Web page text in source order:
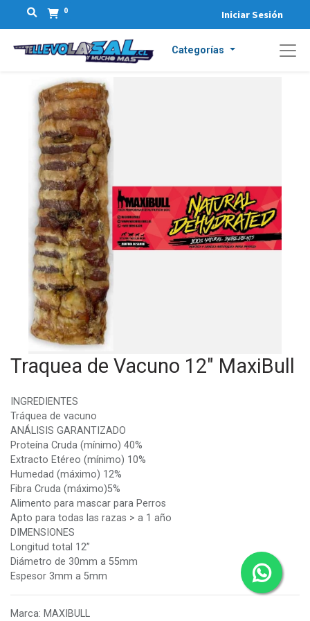
0 Iniciar Sesión
Categorías
Traquea de Vacuno 12" MaxiBull
INGREDIENTES
Tráquea de vacuno
ANÁLISIS GARANTIZADO
Proteína Cruda (mínimo) 40%
Extracto Etéreo (mínimo) 10%
Humedad (máximo) 12%
Fibra Cruda (máximo)5%
Alimento para mascar para Perros
Apto para todas las razas > a 1 año
DIMENSIONES
Longitud total 12”
Diámetro de 30mm a 55mm
Espesor 3mm a 5mm
Marca: MAXIBULL